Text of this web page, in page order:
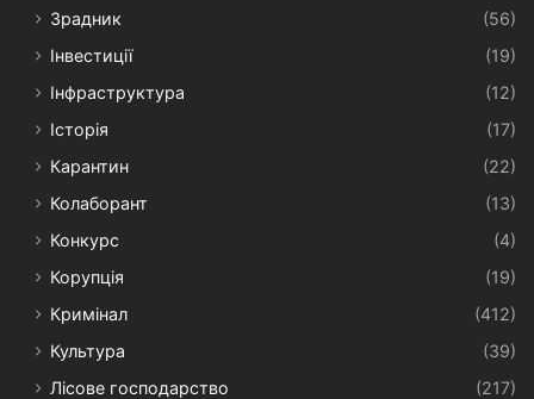
Зрадник
(56)
Інвестиції
(19)
Інфраструктура
(12)
Історія
(17)
Карантин
(22)
Колаборант
(13)
Конкурс
(4)
Корупція
(19)
Кримінал
(412)
Культура
(39)
Лісове господарство
(217)